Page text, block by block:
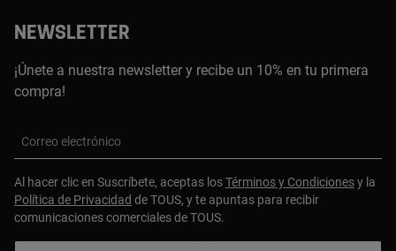
NEWSLETTER
¡Únete a nuestra newsletter y recibe un 10% en tu primera
compra!
Correo electrónico
Al hacer clic en Suscríbete, aceptas losTérminos y Condicionesy la
Política de Privacidad de TOUS, y te apuntas para recibir
comunicaciones comerciales de TOUS.